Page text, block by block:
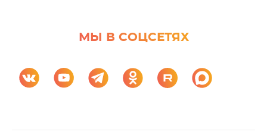
МЫ В СОЦСЕТЯХ